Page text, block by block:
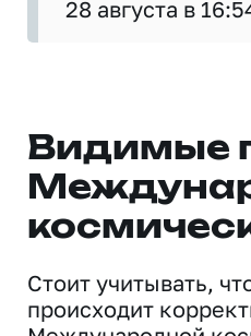
28 августа в
Видимые
Стоит учитывать,
происходит